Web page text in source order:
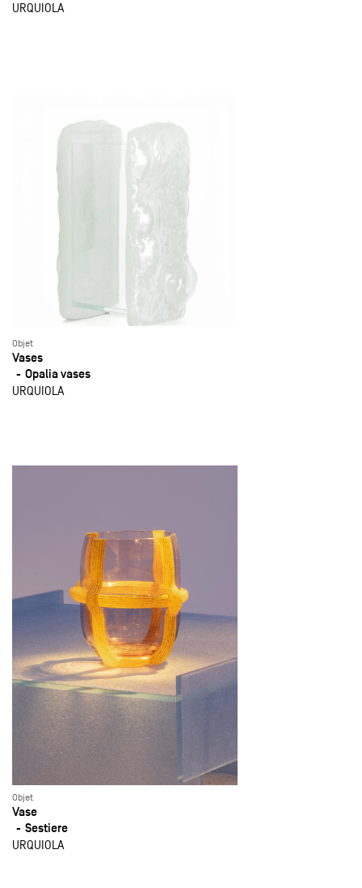
URQUIOLA
Objet
Vases
Opalia vases
URQUIOLA
Objet
Vase
Sestiere
URQUIOLA